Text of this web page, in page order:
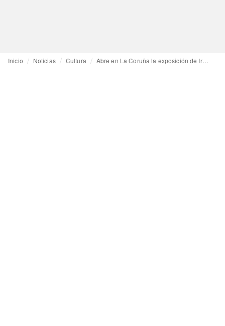
Inicio Noticias Cultura Abre en La Coruña la exposición de Irving Penn patrocinada por Marta Ortega